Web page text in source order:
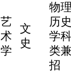
艺
术
学
文
史
物
历
学
类
招